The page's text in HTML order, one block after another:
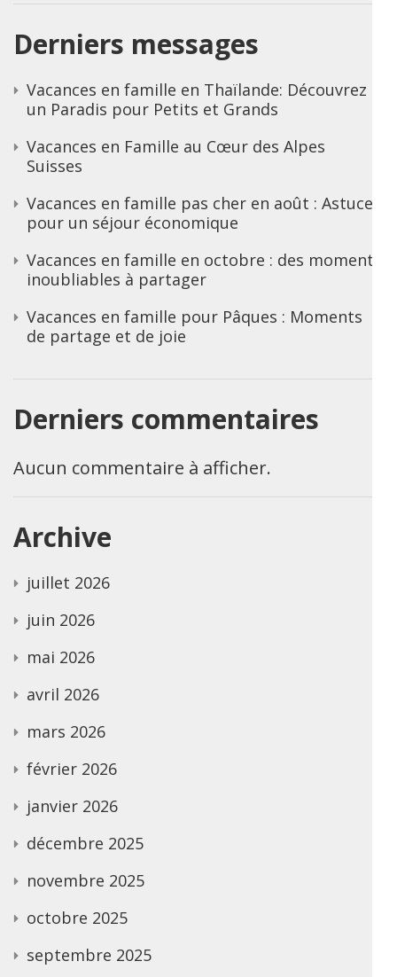
Derniers messages
Vacances en famille en Thaïlande: Découvrez
un Paradis pour Petits et Grands
Vacances en Famille au Cœur des Alpes
Suisses
Vacances en famille pas cher en août : Astuces
pour un séjour économique
Vacances en famille en octobre : des moments
inoubliables à partager
Vacances en famille pour Pâques : Moments
de partage et de joie
Derniers commentaires
Aucun commentaire à afficher.
Archive
juillet 2026
juin 2026
mai 2026
avril 2026
mars 2026
février 2026
janvier 2026
décembre 2025
novembre 2025
octobre 2025
septembre 2025